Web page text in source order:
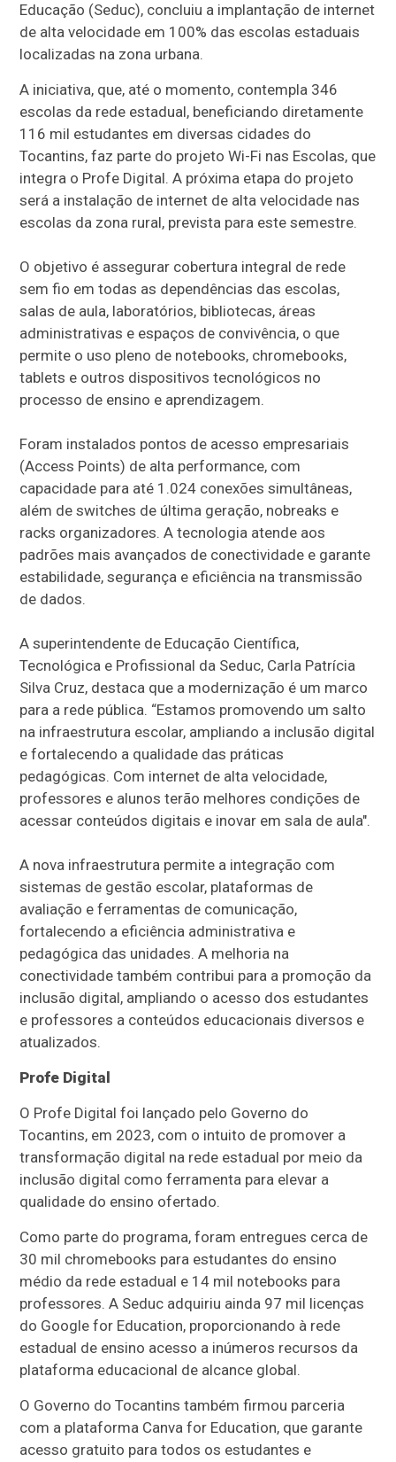
Educação (Seduc), concluiu a implantação de internet
de alta velocidade em 100% das escolas estaduais
localizadas na zona urbana.
A iniciativa, que, até o momento, contempla 346
escolas da rede estadual, beneficiando diretamente
116 mil estudantes em diversas cidades do
Tocantins, faz parte do projeto Wi-Fi nas Escolas, que
integra o Profe Digital. A próxima etapa do projeto
será a instalação de internet de alta velocidade nas
escolas da zona rural, prevista para este semestre.
O objetivo é assegurar cobertura integral de rede
sem fio em todas as dependências das escolas,
salas de aula, laboratórios, bibliotecas, áreas
administrativas e espaços de convivência, o que
permite o uso pleno de notebooks, chromebooks,
tablets e outros dispositivos tecnológicos no
processo de ensino e aprendizagem.
Foram instalados pontos de acesso empresariais
(Access Points) de alta performance, com
capacidade para até 1.024 conexões simultâneas,
além de switches de última geração, nobreaks e
racks organizadores. A tecnologia atende aos
padrões mais avançados de conectividade e garante
estabilidade, segurança e eficiência na transmissão
de dados.
A superintendente de Educação Científica,
Tecnológica e Profissional da Seduc, Carla Patrícia
Silva Cruz, destaca que a modernização é um marco
para a rede pública. “Estamos promovendo um salto
na infraestrutura escolar, ampliando a inclusão digital
e fortalecendo a qualidade das práticas
pedagógicas. Com internet de alta velocidade,
professores e alunos terão melhores condições de
acessar conteúdos digitais e inovar em sala de aula".
A nova infraestrutura permite a integração com
sistemas de gestão escolar, plataformas de
avaliação e ferramentas de comunicação,
fortalecendo a eficiência administrativa e
pedagógica das unidades. A melhoria na
conectividade também contribui para a promoção da
inclusão digital, ampliando o acesso dos estudantes
e professores a conteúdos educacionais diversos e
atualizados.
Profe Digital
O Profe Digital foi lançado pelo Governo do
Tocantins, em 2023, com o intuito de promover a
transformação digital na rede estadual por meio da
inclusão digital como ferramenta para elevar a
qualidade do ensino ofertado.
Como parte do programa, foram entregues cerca de
30 mil chromebooks para estudantes do ensino
médio da rede estadual e 14 mil notebooks para
professores. A Seduc adquiriu ainda 97 mil licenças
do Google for Education, proporcionando à rede
estadual de ensino acesso a inúmeros recursos da
plataforma educacional de alcance global.
O Governo do Tocantins também firmou parceria
com a plataforma Canva for Education, que garante
acesso gratuito para todos os estudantes e